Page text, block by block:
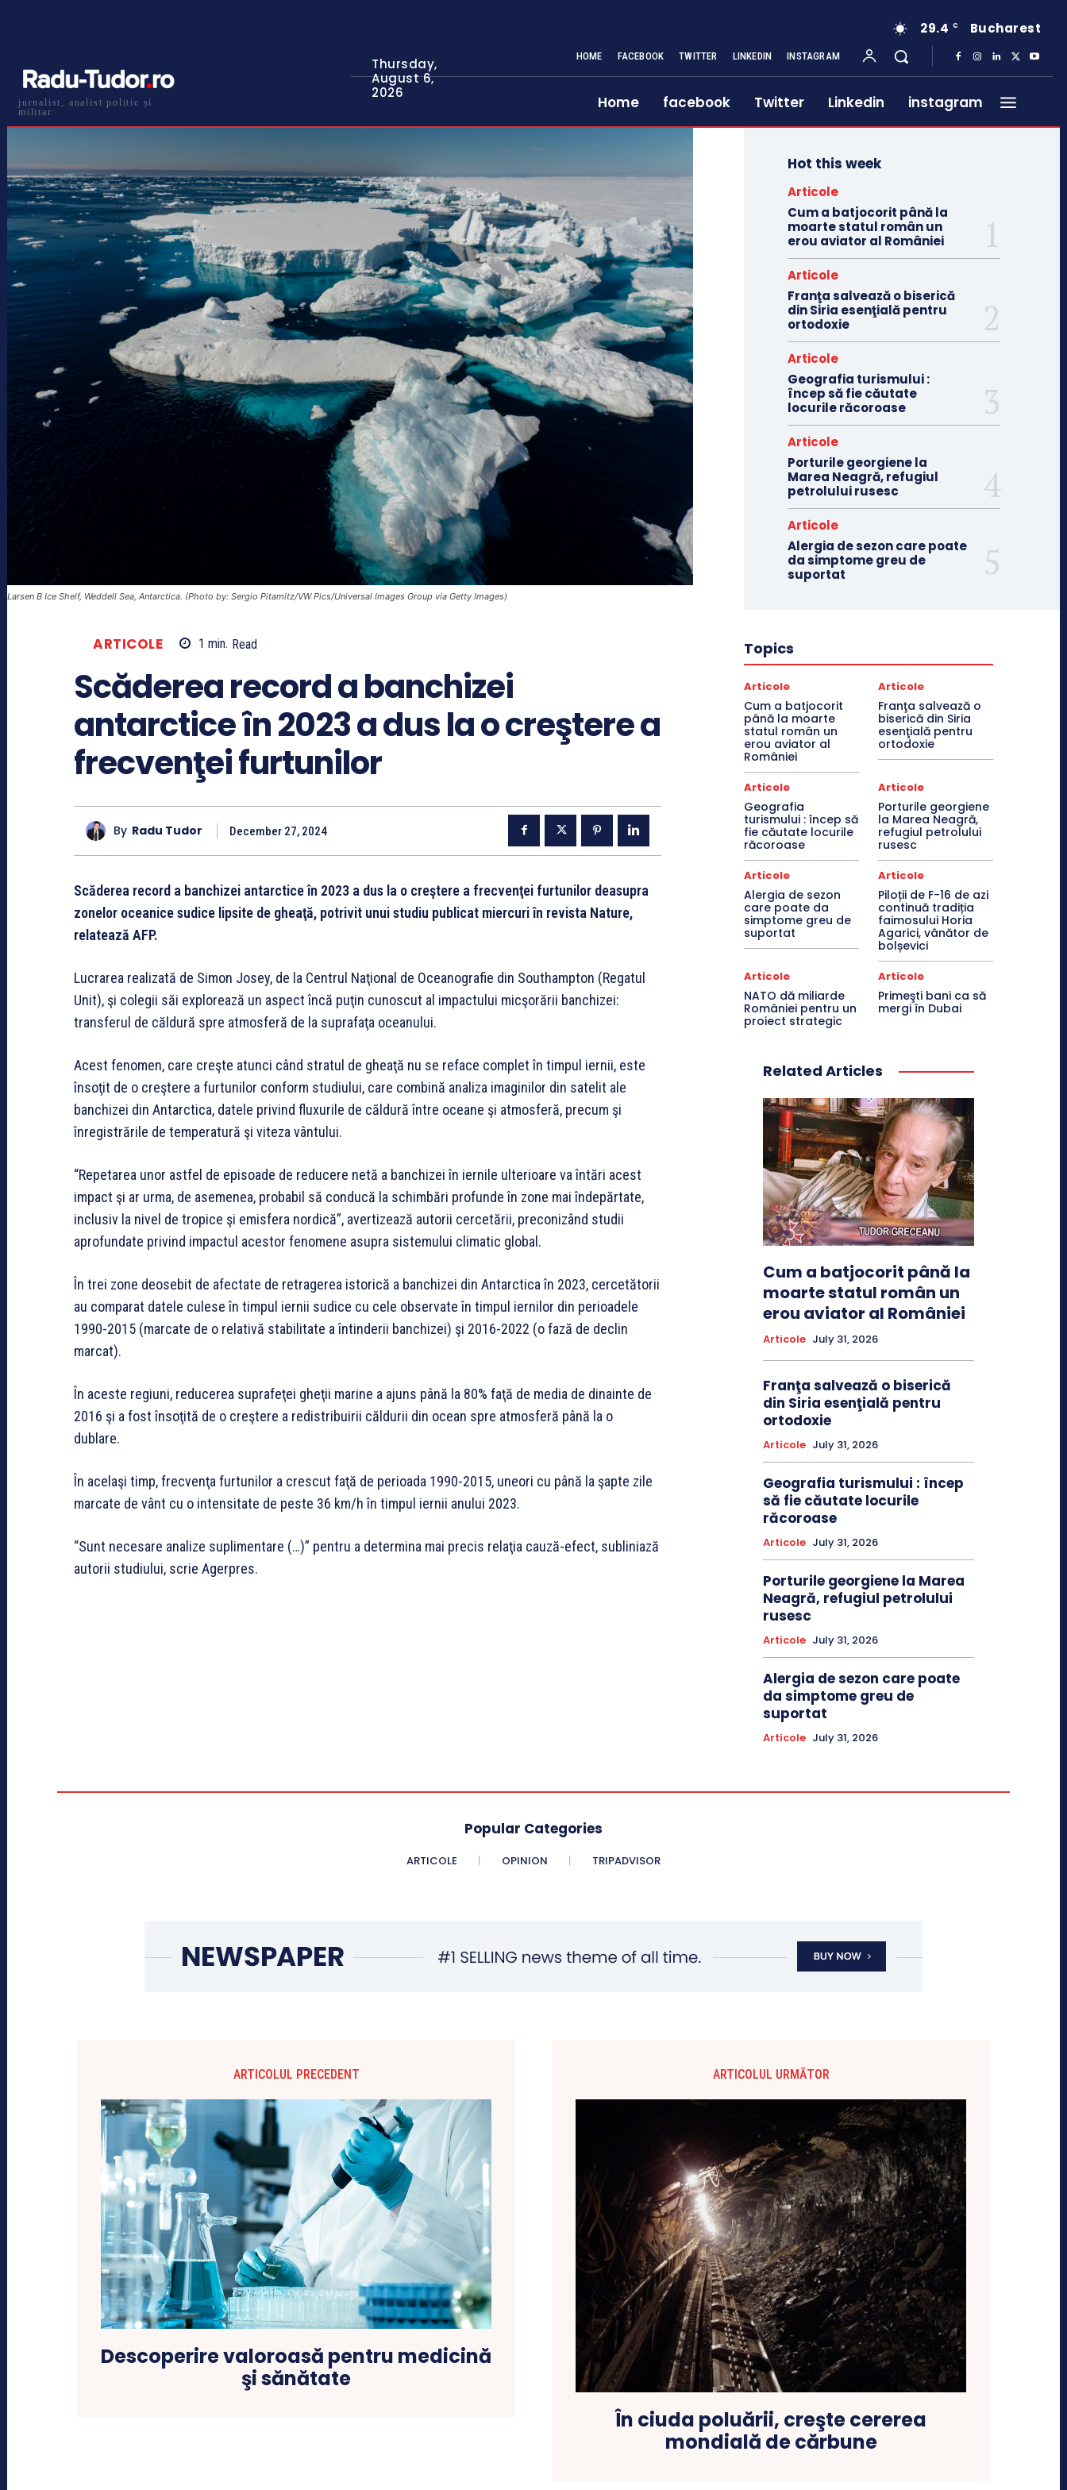
jurnalist, analist politic și
militar
Thursday,
August 6,
2026
29.4 C Bucharest
HOME FACEBOOK TWITTER LINKEDIN INSTAGRAM
Home facebook Twitter Linkedin instagram
Larsen B Ice Shelf, Weddell Sea, Antarctica. (Photo by: Sergio Pitamitz/VW Pics/Universal Images Group via Getty Images)
ARTICOLE 1 min. Read
Scăderea record a banchizei
antarctice în 2023 a dus la o creştere a
frecvenţei furtunilor
By Radu Tudor December 27, 2024
Scăderea record a banchizei antarctice în 2023 a dus la o creştere a frecvenţei furtunilor deasupra
zonelor oceanice sudice lipsite de gheaţă, potrivit unui studiu publicat miercuri în revista Nature,
relatează AFP.
Lucrarea realizată de Simon Josey, de la Centrul Naţional de Oceanografie din Southampton (Regatul
Unit), şi colegii săi explorează un aspect încă puţin cunoscut al impactului micşorării banchizei:
transferul de căldură spre atmosferă de la suprafaţa oceanului.
Acest fenomen, care creşte atunci când stratul de gheaţă nu se reface complet în timpul iernii, este
însoţit de o creştere a furtunilor conform studiului, care combină analiza imaginilor din satelit ale
banchizei din Antarctica, datele privind fluxurile de căldură între oceane şi atmosferă, precum şi
înregistrările de temperatură şi viteza vântului.
“Repetarea unor astfel de episoade de reducere netă a banchizei în iernile ulterioare va întări acest
impact şi ar urma, de asemenea, probabil să conducă la schimbări profunde în zone mai îndepărtate,
inclusiv la nivel de tropice şi emisfera nordică”, avertizează autorii cercetării, preconizând studii
aprofundate privind impactul acestor fenomene asupra sistemului climatic global.
În trei zone deosebit de afectate de retragerea istorică a banchizei din Antarctica în 2023, cercetătorii
au comparat datele culese în timpul iernii sudice cu cele observate în timpul iernilor din perioadele
1990-2015 (marcate de o relativă stabilitate a întinderii banchizei) şi 2016-2022 (o fază de declin
marcat).
În aceste regiuni, reducerea suprafeţei gheţii marine a ajuns până la 80% faţă de media de dinainte de
2016 şi a fost însoţită de o creştere a redistribuirii căldurii din ocean spre atmosferă până la o
dublare.
În acelaşi timp, frecvenţa furtunilor a crescut faţă de perioada 1990-2015, uneori cu până la şapte zile
marcate de vânt cu o intensitate de peste 36 km/h în timpul iernii anului 2023.
“Sunt necesare analize suplimentare (…)” pentru a determina mai precis relaţia cauză-efect, subliniază
autorii studiului, scrie Agerpres.
Hot this week
Articole
Cum a batjocorit până la
moarte statul român un
erou aviator al României
Articole
Franţa salvează o biserică
din Siria esenţială pentru
ortodoxie
Articole
Geografia turismului :
încep să fie căutate
locurile răcoroase
Articole
Porturile georgiene la
Marea Neagră, refugiul
petrolului rusesc
Articole
Alergia de sezon care poate
da simptome greu de
suportat
Topics
Articole
Cum a batjocorit
până la moarte
statul român un
erou aviator al
României
Articole
Franţa salvează o
biserică din Siria
esenţială pentru
ortodoxie
Articole
Geografia
turismului : încep să
fie căutate locurile
răcoroase
Articole
Porturile georgiene
la Marea Neagră,
refugiul petrolului
rusesc
Articole
Alergia de sezon
care poate da
simptome greu de
suportat
Articole
Piloții de F-16 de azi
continuă tradiția
faimosului Horia
Agarici, vânător de
bolșevici
Articole
NATO dă miliarde
României pentru un
proiect strategic
Articole
Primeşti bani ca să
mergi în Dubai
Related Articles
Cum a batjocorit până la
moarte statul român un
erou aviator al României
Articole July 31, 2026
Franţa salvează o biserică
din Siria esenţială pentru
ortodoxie
Articole July 31, 2026
Geografia turismului : încep
să fie căutate locurile
răcoroase
Articole July 31, 2026
Porturile georgiene la Marea
Neagră, refugiul petrolului
rusesc
Articole July 31, 2026
Alergia de sezon care poate
da simptome greu de
suportat
Articole July 31, 2026
Popular Categories
ARTICOLE OPINION TRIPADVISOR
ARTICOLUL PRECEDENT
Descoperire valoroasă pentru medicină
şi sănătate
ARTICOLUL URMĂTOR
În ciuda poluării, creşte cererea
mondială de cărbune